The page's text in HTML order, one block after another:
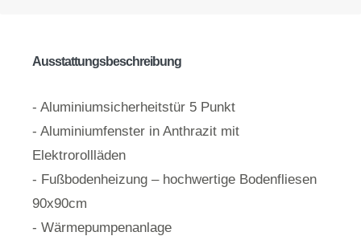
Ausstattungsbeschreibung
- Aluminiumsicherheitstür 5 Punkt
- Aluminiumfenster in Anthrazit mit
Elektrorollläden
- Fußbodenheizung – hochwertige Bodenfliesen
90x90cm
- Wärmepumpenanlage